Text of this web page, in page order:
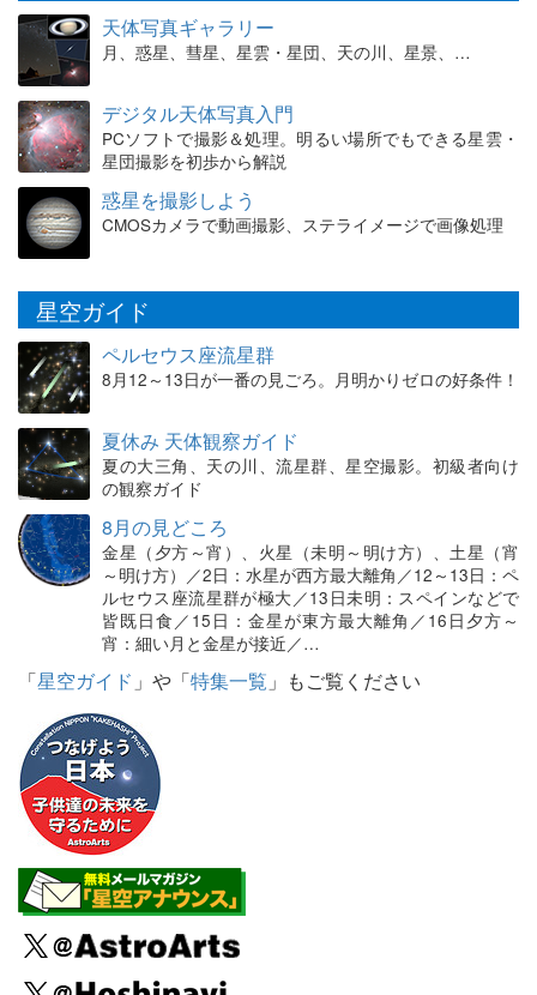
天体写真ギャラリー
月、惑星、彗星、星雲・星団、天の川、星景、…
デジタル天体写真入門
PCソフトで撮影＆処理。明るい場所でもできる星雲・
星団撮影を初歩から解説
惑星を撮影しよう
CMOSカメラで動画撮影、ステライメージで画像処理
星空ガイド
ペルセウス座流星群
8月12～13日が一番の見ごろ。月明かりゼロの好条件！
夏休み 天体観察ガイド
夏の大三角、天の川、流星群、星空撮影。初級者向け
の観察ガイド
8月の見どころ
金星（夕方～宵）、火星（未明～明け方）、土星（宵
～明け方）／2日：水星が西方最大離角／12～13日：ペ
ルセウス座流星群が極大／13日未明：スペインなどで
皆既日食／15日：金星が東方最大離角／16日夕方～
宵：細い月と金星が接近／…
「星空ガイド 」や「特集一覧 」もご覧ください